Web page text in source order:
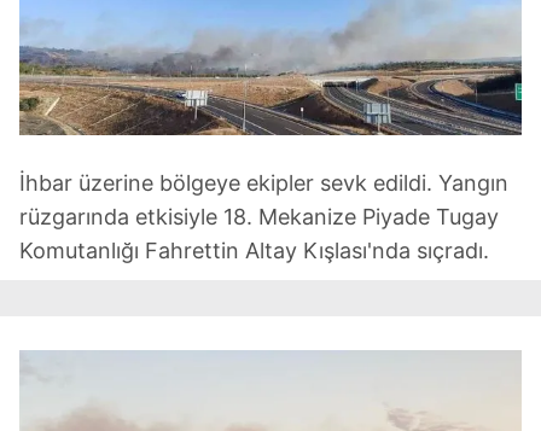
İhbar üzerine bölgeye ekipler sevk edildi. Yangın
rüzgarında etkisiyle 18. Mekanize Piyade Tugay
Komutanlığı Fahrettin Altay Kışlası'nda sıçradı.